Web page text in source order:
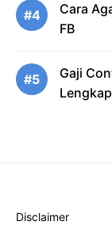
#4
Cara
FB
#5
Gaji
Lengkap
Disclaimer